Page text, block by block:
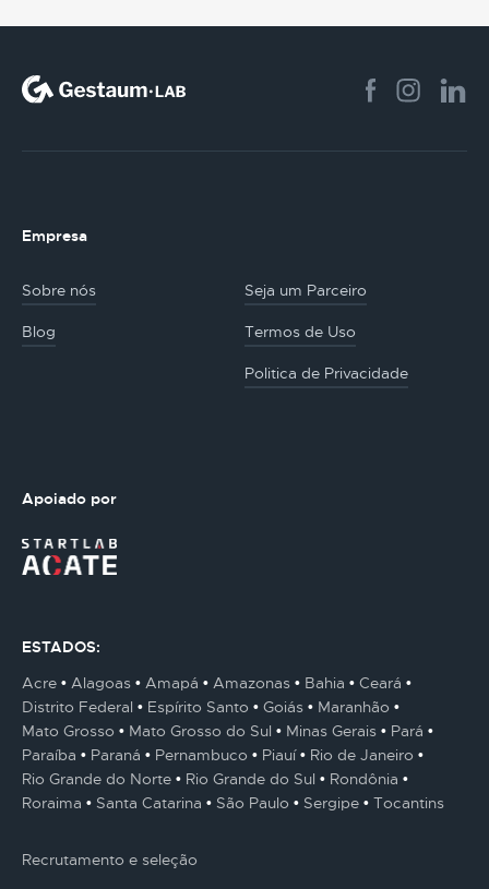
Empresa
Sobre nós Seja um Parceiro
Blog Termos de Uso
Politica de Privacidade
Apoiado por
ESTADOS:
Acre
Alagoas Amapá Amazonas Bahia
Ceará
Distrito Federal
Espírito Santo Goiás
Maranhão
Mato Grosso
Mato Grosso do Sul Minas Gerais
Pará
Paraíba
Paraná Pernambuco Piauí
Rio de Janeiro
Rio Grande do Norte
Rio Grande do Sul
Rondônia
Roraima
Santa Catarina São Paulo Sergipe Tocantins
Recrutamento e seleção